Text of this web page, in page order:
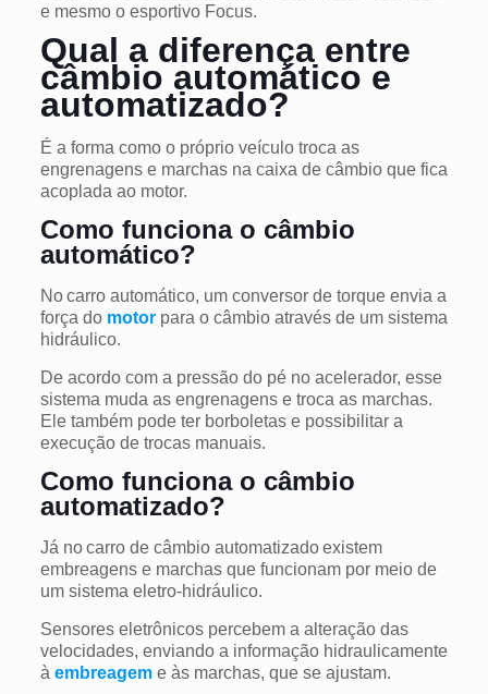
e mesmo o esportivo Focus.
Qual a diferença entre
câmbio automático e
automatizado?
É a forma como o próprio veículo troca as
engrenagens e marchas na caixa de câmbio que fica
acoplada ao motor.
Como funciona o câmbio
automático?
No carro automático, um conversor de torque envia a
força do motor para o câmbio através de um sistema
hidráulico.
De acordo com a pressão do pé no acelerador, esse
sistema muda as engrenagens e troca as marchas.
Ele também pode ter borboletas e possibilitar a
execução de trocas manuais.
Como funciona o câmbio
automatizado?
Já no carro de câmbio automatizado existem
embreagens e marchas que funcionam por meio de
um sistema eletro-hidráulico.
Sensores eletrônicos percebem a alteração das
velocidades, enviando a informação hidraulicamente
à embreagem e às marchas, que se ajustam.